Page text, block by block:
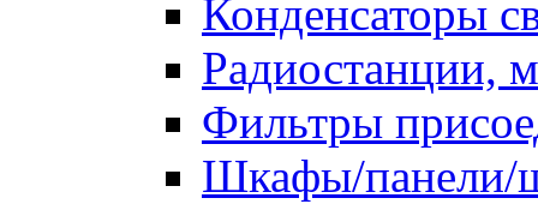
Конденсаторы
Радиостанции,
Фильтры
Шкафы/панели/